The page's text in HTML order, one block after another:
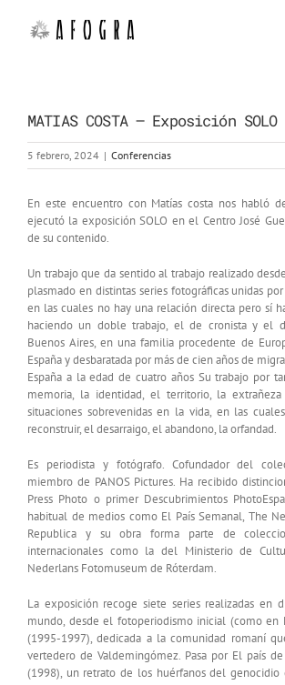
contenido
MATIAS COSTA – Exposición SOLO
5 febrero, 2024 | Conferencias
En este encuentro con Matías costa nos habló
ejecutó la exposición SOLO en el Centro José
de su contenido.
Un trabajo que da sentido al trabajo realizado
plasmado en distintas series fotográficas unidas
en las cuales no hay una relación directa pero sí
haciendo un doble trabajo, el de cronista y el
Buenos Aires, en una familia procedente de
España y desbaratada por más de cien años de
España a la edad de cuatro años Su trabajo por
memoria, la identidad, el territorio, la
situaciones sobrevenidas en la vida, en las
reconstruir, el desarraigo, el abandono, la orfandad.
Es periodista y fotógrafo. Cofundador del
miembro de PANOS Pictures. Ha recibido
Press Photo o primer Descubrimientos
habitual de medios como El País Semanal, The
Republica y su obra forma parte de
internacionales como la del Ministerio de
Nederlans Fotomuseum de Róterdam.
La exposición recoge siete series realizadas en
mundo, desde el fotoperiodismo inicial (como en
(1995-1997), dedicada a la comunidad romaní
vertedero de Valdemingómez. Pasa por El país
(1998), un retrato de los huérfanos del genocidio